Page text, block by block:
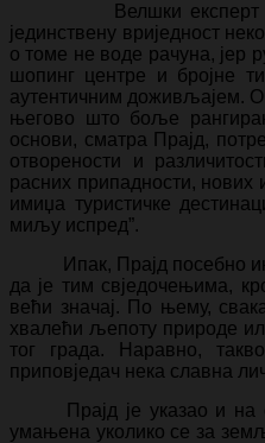
Велшки експерт
јединствену вриједност
о томе не воде рачуна, јер
шопинг центре и бројне
аутентичним доживљајем.
његово што боље
основи, сматра Прајд,
отворености и
расних припадности, нових
имиџа туристичке
миљу испред”.
Ипак, Прајд посебно
да је тим свједочењима,
већи значај. По њему,
хвалећи љепоту природе
тог града. Наравно,
приповједач нека славна
Прајд је указао и
умањена уколико се за